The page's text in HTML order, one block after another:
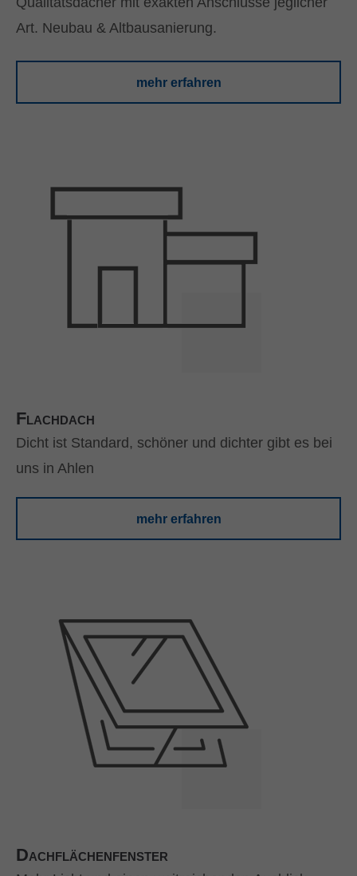
Art. Neubau & Altbausanierung.
mehr erfahren
Flachdach
Dicht ist Standard, schöner und dichter gibt es bei
uns in Ahlen
mehr erfahren
Dachflächenfenster